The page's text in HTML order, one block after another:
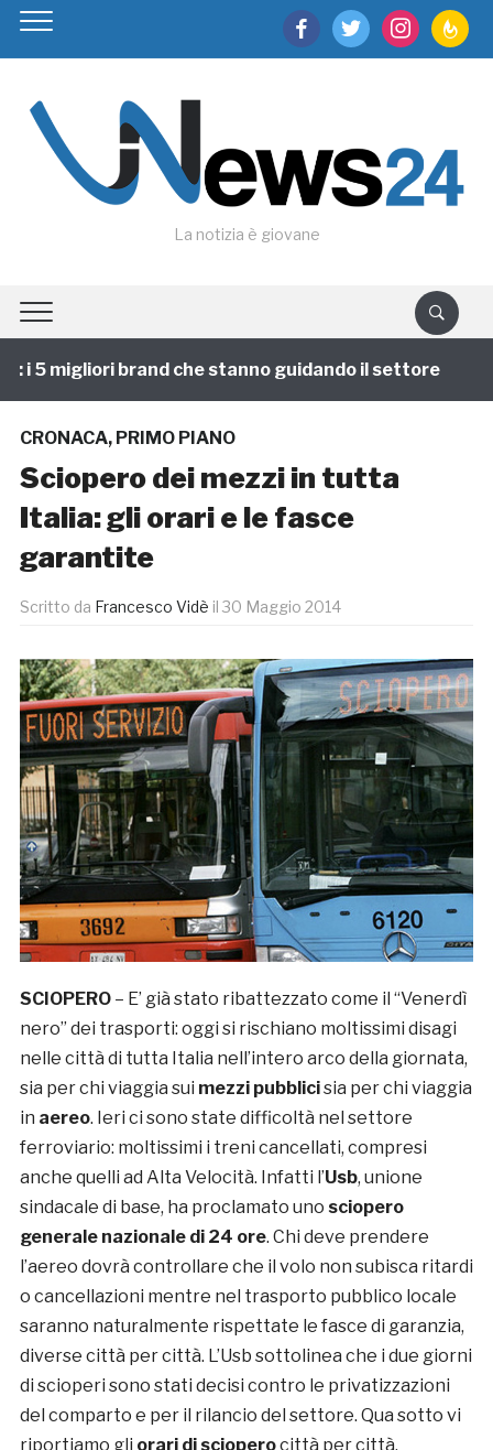
facebooktwitter instagram
La notizia è giovane
5 migliori brand che stanno guidando il settore
CRONACA, PRIMO PIANO
Sciopero dei mezzi in tutta
Italia: gli orari e le fasce
garantite
Scritto da Francesco Vidè il 30 Maggio 2014
SCIOPERO– E’ già stato ribattezzato come il “Venerdì
nero” dei trasporti: oggi si rischiano moltissimi disagi
nelle città di tutta Italia nell’intero arco della giornata,
sia per chi viaggia sui mezzi pubblicisia per chi viaggia
in aereo. Ieri ci sono state difficoltà nel settore
ferroviario: moltissimi i treni cancellati, compresi
anche quelli ad Alta Velocità. Infatti l’Usb, unione
sindacale di base, ha proclamato uno sciopero
generale nazionale di 24 ore. Chi deve prendere
l’aereo dovrà controllare che il volo non subisca ritardi
o cancellazioni mentre nel trasporto pubblico locale
saranno naturalmente rispettate le fasce di garanzia,
diverse città per città. L’Usb sottolinea che i due giorni
di scioperi sono stati decisi contro le privatizzazioni
del comparto e per il rilancio del settore. Qua sotto vi
riportiamo gli orari di scioperocittà per città.